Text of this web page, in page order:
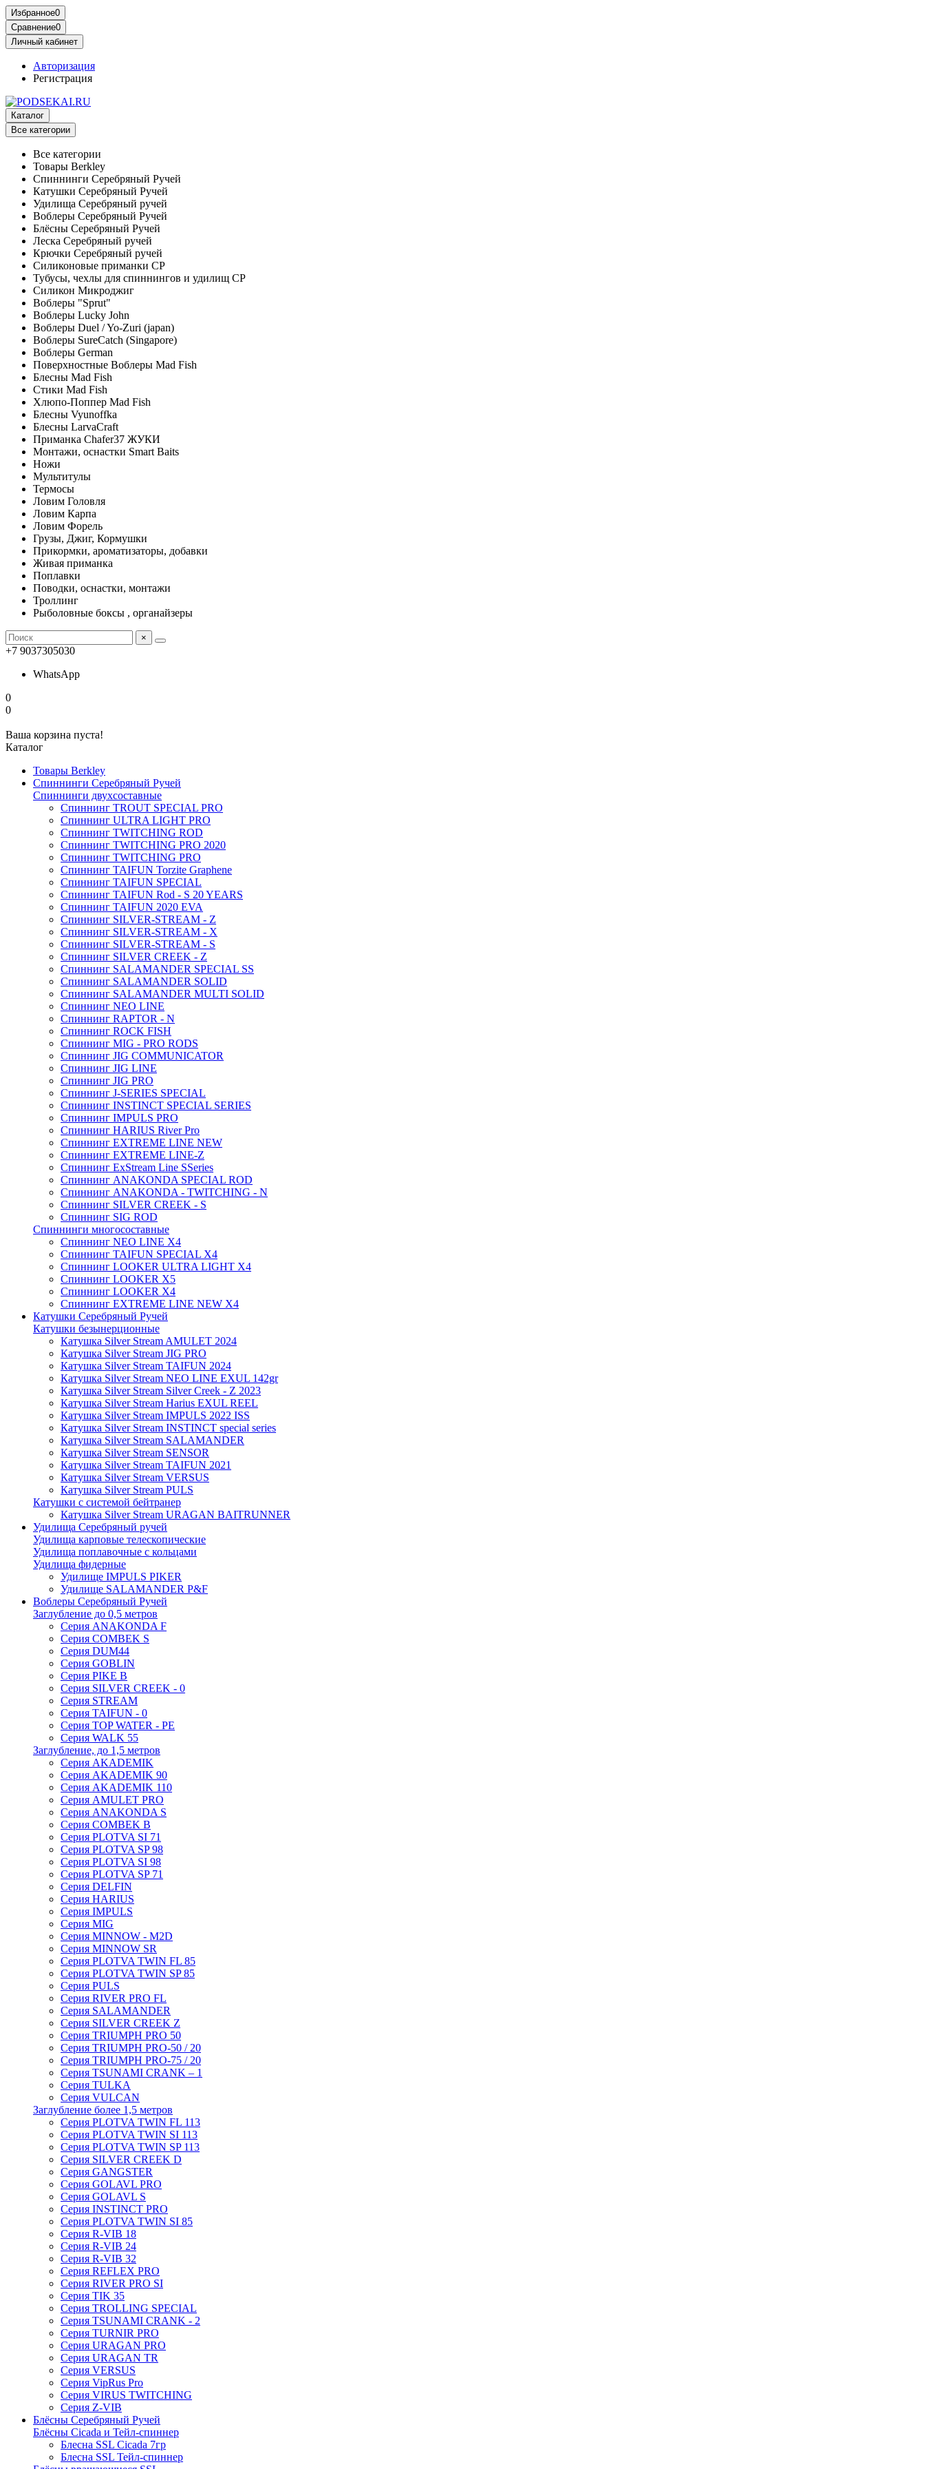
Избранное0
Сравнение0
Личный кабинет
Авторизация
Регистрация
Каталог
Все категории
Все категории
Товары Berkley
Спиннинги Серебряный Ручей
Катушки Серебряный Ручей
Удилища Серебряный ручей
Воблеры Серебряный Ручей
Блёсны Серебряный Ручей
Леска Серебряный ручей
Крючки Серебряный ручей
Силиконовые приманки СР
Тубусы, чехлы для спиннингов и удилищ СР
Силикон Микроджиг
Воблеры "Sprut"
Воблеры Lucky John
Воблеры Duel / Yo-Zuri (japan)
Воблеры SureCatch (Singapore)
Воблеры German
Поверхностные Воблеры Mad Fish
Блесны Mad Fish
Стики Mad Fish
Хлюпо-Поппер Mad Fish
Блесны Vyunoffka
Блесны LarvaCraft
Приманка Chafer37 ЖУКИ
Монтажи, оснастки Smart Baits
Ножи
Мультитулы
Термосы
Ловим Головля
Ловим Карпа
Ловим Форель
Грузы, Джиг, Кормушки
Прикормки, ароматизаторы, добавки
Живая приманка
Поплавки
Поводки, оснастки, монтажи
Троллинг
Рыболовные боксы , органайзеры
×
+7 9037305030
WhatsApp
0
0
Ваша корзина пуста!
Каталог
Товары Berkley
Спиннинги Серебряный Ручей
Спиннинги двухсоставные
Спиннинг TROUT SPECIAL PRO
Спиннинг ULTRA LIGHT PRO
Спиннинг TWITCHING ROD
Спиннинг TWITCHING PRO 2020
Спиннинг TWITCHING PRO
Спиннинг TAIFUN Torzite Graphene
Спиннинг TAIFUN SPECIAL
Спиннинг TAIFUN Rod - S 20 YEARS
Спиннинг TAIFUN 2020 EVA
Спиннинг SILVER-STREAM - Z
Спиннинг SILVER-STREAM - X
Спиннинг SILVER-STREAM - S
Спиннинг SILVER CREEK - Z
Спиннинг SALAMANDER SPECIAL SS
Спиннинг SALAMANDER SOLID
Спиннинг SALAMANDER MULTI SOLID
Спиннинг NEO LINE
Спиннинг RAPTOR - N
Спиннинг ROCK FISH
Спиннинг MIG - PRO RODS
Спиннинг JIG COMMUNICATOR
Спиннинг JIG LINE
Спиннинг JIG PRO
Спиннинг J-SERIES SPECIAL
Спиннинг INSTINCT SPECIAL SERIES
Спиннинг IMPULS PRO
Спиннинг HARIUS River Pro
Спиннинг EXTREME LINE NEW
Спиннинг EXTREME LINE-Z
Спиннинг ExStream Line SSeries
Спиннинг ANAKONDA SPECIAL ROD
Спиннинг ANAKONDA - TWITCHING - N
Спиннинг SILVER CREEK - S
Спиннинг SIG ROD
Спиннинги многосоставные
Спиннинг NEO LINE X4
Спиннинг TAIFUN SPECIAL X4
Спиннинг LOOKER ULTRA LIGHT X4
Спиннинг LOOKER X5
Спиннинг LOOKER X4
Спиннинг EXTREME LINE NEW X4
Катушки Серебряный Ручей
Катушки безынерционные
Катушка Silver Stream AMULET 2024
Катушка Silver Stream JIG PRO
Катушка Silver Stream TAIFUN 2024
Катушка Silver Stream NEO LINE EXUL 142gr
Катушка Silver Stream Silver Creek - Z 2023
Катушка Silver Stream Harius EXUL REEL
Катушка Silver Stream IMPULS 2022 ISS
Катушка Silver Stream INSTINCT special series
Катушка Silver Stream SALAMANDER
Катушка Silver Stream SENSOR
Катушка Silver Stream TAIFUN 2021
Катушка Silver Stream VERSUS
Катушка Silver Stream PULS
Катушки с системой бейтранер
Катушка Silver Stream URAGAN BAITRUNNER
Удилища Серебряный ручей
Удилища карповые телескопические
Удилища поплавочные с кольцами
Удилища фидерные
Удилище IMPULS PIKER
Удилище SALAMANDER P&F
Воблеры Серебряный Ручей
Заглубление до 0,5 метров
Серия ANAKONDA F
Серия COMBEK S
Серия DUM44
Серия GOBLIN
Серия PIKE B
Серия SILVER CREEK - 0
Серия STREAM
Серия TAIFUN - 0
Серия TOP WATER - PE
Серия WALK 55
Заглубление, до 1,5 метров
Серия AKADEMIK
Серия AKADEMIK 90
Серия AKADEMIK 110
Серия AMULET PRO
Серия ANAKONDA S
Серия COMBEK B
Серия PLOTVA SI 71
Серия PLOTVA SP 98
Серия PLOTVA SI 98
Серия PLOTVA SP 71
Серия DELFIN
Серия HARIUS
Серия IMPULS
Серия MIG
Серия MINNOW - M2D
Серия MINNOW SR
Серия PLOTVA TWIN FL 85
Серия PLOTVA TWIN SP 85
Серия PULS
Серия RIVER PRO FL
Серия SALAMANDER
Серия SILVER CREEK Z
Серия TRIUMPH PRO 50
Серия TRIUMPH PRO-50 / 20
Серия TRIUMPH PRO-75 / 20
Серия TSUNAMI CRANK – 1
Серия TULKA
Серия VULCAN
Заглубление более 1,5 метров
Серия PLOTVA TWIN FL 113
Серия PLOTVA TWIN SI 113
Серия PLOTVA TWIN SP 113
Серия SILVER CREEK D
Серия GANGSTER
Серия GOLAVL PRO
Серия GOLAVL S
Серия INSTINCT PRO
Серия PLOTVA TWIN SI 85
Серия R-VIB 18
Серия R-VIB 24
Серия R-VIB 32
Серия REFLEX PRO
Серия RIVER PRO SI
Серия TIK 35
Серия TROLLING SPECIAL
Серия TSUNAMI CRANK - 2
Серия TURNIR PRO
Серия URAGAN PRO
Серия URAGAN TR
Серия VERSUS
Серия VipRus Pro
Серия VIRUS TWITCHING
Серия Z-VIB
Блёсны Серебряный Ручей
Блёсны Cicada и Тейл-спиннер
Блесна SSL Cicada 7гр
Блесна SSL Тейл-спиннер